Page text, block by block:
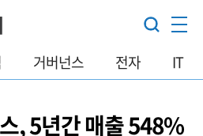
거버넌스 전자 IT
, 5년간 매출 548%